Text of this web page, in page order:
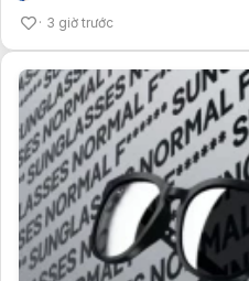
3 giờ trước